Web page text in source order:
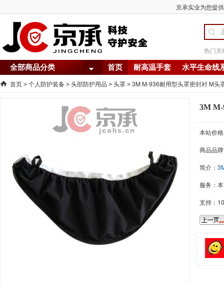
京承实业为您提
热门关
全部商品分类 首页 耐高温手套 水平生命线
首页 > 个人防护装备 > 头部防护用品 > 头罩 > 3M M-936耐用型头罩密封衬 M头
3M M-
本站价
商品品
简介：
服务：
支持：